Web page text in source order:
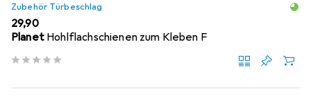
Zubehör Türbeschlag
EUR
29,90
Planet Hohlflachschienen zum Kleben F